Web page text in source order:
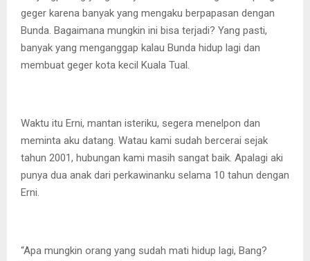
geger karena banyak yang mengaku berpapasan dengan
Bunda. Bagaimana mungkin ini bisa terjadi? Yang pasti,
banyak yang menganggap kalau Bunda hidup lagi dan
membuat geger kota kecil Kuala Tual.
Waktu itu Erni, mantan isteriku, segera menelpon dan
meminta aku datang. Watau kami sudah bercerai sejak
tahun 2001, hubungan kami masih sangat baik. Apalagi aki
punya dua anak dari perkawinanku selama 10 tahun dengan
Erni.
“Apa mungkin orang yang sudah mati hidup lagi, Bang?